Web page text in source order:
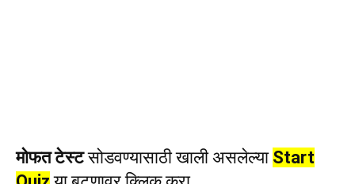
मोफत टेस्टसोडवण्यासाठी खाली असलेल्या Start